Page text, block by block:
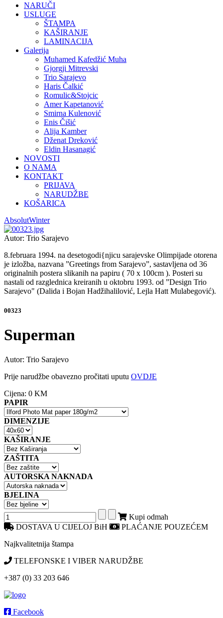
NARUČI
USLUGE
ŠTAMPA
KAŠIRANJE
LAMINACIJA
Galerija
Muhamed Kafedžić Muha
Gjorgji Mitrevski
Trio Sarajevo
Haris Čalkić
Romulic&Stojcic
Amer Kapetanović
Smirna Kulenović
Enis Čišić
Alija Kamber
Dženat Dreković
Eldin Hasanagić
NOVOSTI
O NAMA
KONTAKT
PRIJAVA
NARUDŽBE
KOŠARICA
AbsolutWinter
Autor: Trio Sarajevo
8.februara 1994. na desetogodi{njicu sarajevske Olimpijade otorena
je izložba, nazvana ”Greetings from Sarajevo”, sastavljena od 36
originalnih postera slikanih na papiru ( 70 x 100cm ). Posteri su
nastali od razglednica kreiranih u oktobru 1993. od ”Design Trio
Sarajevo" (Dalida i Bojan Hadžihalilović, Lejla Hatt Mulabegović).
00323
Superman
Autor: Trio Sarajevo
Prije narudžbe obavezno pročitati uputu OVDJE
Cijena: 0 KM
PAPIR
DIMENZIJE
KAŠIRANJE
ZAŠTITA
AUTORSKA NAKNADA
BJELINA
Kupi odmah
DOSTAVA U CIJELOJ BiH
PLAĆANJE POUZEĆEM
Najkvalitetnija štampa
TELEFONSKE I VIBER NARUDŽBE
+387 (0) 33 203 646
Facebook